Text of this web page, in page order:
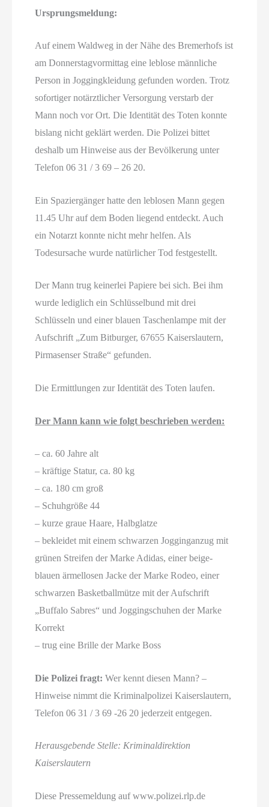
Ursprungsmeldung:
Auf einem Waldweg in der Nähe des Bremerhofs ist
am Donnerstagvormittag eine leblose männliche
Person in Joggingkleidung gefunden worden. Trotz
sofortiger notärztlicher Versorgung verstarb der
Mann noch vor Ort. Die Identität des Toten konnte
bislang nicht geklärt werden. Die Polizei bittet
deshalb um Hinweise aus der Bevölkerung unter
Telefon 06 31 / 3 69 – 26 20.
Ein Spaziergänger hatte den leblosen Mann gegen
11.45 Uhr auf dem Boden liegend entdeckt. Auch
ein Notarzt konnte nicht mehr helfen. Als
Todesursache wurde natürlicher Tod festgestellt.
Der Mann trug keinerlei Papiere bei sich. Bei ihm
wurde lediglich ein Schlüsselbund mit drei
Schlüsseln und einer blauen Taschenlampe mit der
Aufschrift „Zum Bitburger, 67655 Kaiserslautern,
Pirmasenser Straße“ gefunden.
Die Ermittlungen zur Identität des Toten laufen.
Der Mann kann wie folgt beschrieben werden:
– ca. 60 Jahre alt
– kräftige Statur, ca. 80 kg
– ca. 180 cm groß
– Schuhgröße 44
– kurze graue Haare, Halbglatze
– bekleidet mit einem schwarzen Jogginganzug mit
grünen Streifen der Marke Adidas, einer beige-
blauen ärmellosen Jacke der Marke Rodeo, einer
schwarzen Basketballmütze mit der Aufschrift
„Buffalo Sabres“ und Joggingschuhen der Marke
Korrekt
– trug eine Brille der Marke Boss
Die Polizei fragt: Wer kennt diesen Mann? –
Hinweise nimmt die Kriminalpolizei Kaiserslautern,
Telefon 06 31 / 3 69 -26 20 jederzeit entgegen.
Herausgebende Stelle: Kriminaldirektion
Kaiserslautern
Diese Pressemeldung auf www.polizei.rlp.de